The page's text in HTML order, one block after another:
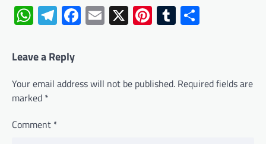
WhatsApp
Telegram
Facebook
Email
X Pinterest
Tumblr
Leave a Reply
Your email address will not be published. Required fields are
marked *
Comment *